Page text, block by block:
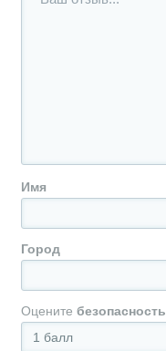
Имя
Город
Оцените безопасность
1 балл